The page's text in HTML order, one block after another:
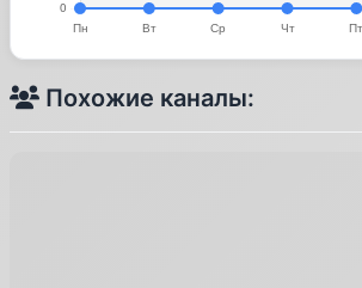
Похожие каналы: